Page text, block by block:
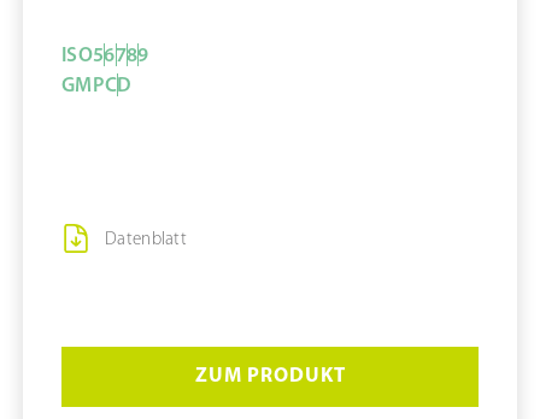
Datenblatt
ISO56789
GMPCD
ZUM PRODUKT